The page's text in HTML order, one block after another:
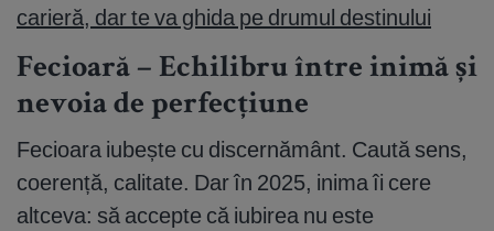
carieră, dar te va ghida pe drumul destinului
Fecioară – Echilibru între inimă și
nevoia de perfecțiune
Fecioara iubește cu discernământ. Caută sens,
coerență, calitate. Dar în 2025, inima îi cere
altceva: să accepte că iubirea nu este